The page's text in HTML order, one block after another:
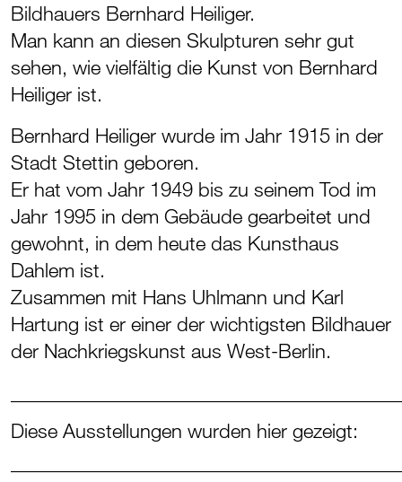
Bildhauers Bernhard Heiliger.
Man kann an diesen Skulpturen sehr gut
sehen, wie vielfältig die Kunst von Bernhard
Heiliger ist.
Bernhard Heiliger wurde im Jahr 1915 in der
Stadt Stettin geboren.
Er hat vom Jahr 1949 bis zu seinem Tod im
Jahr 1995 in dem Gebäude gearbeitet und
gewohnt, in dem heute das Kunsthaus
Dahlem ist.
Zusammen mit Hans Uhlmann und Karl
Hartung ist er einer der wichtigsten Bildhauer
der Nachkriegskunst aus West-Berlin.
Diese Ausstellungen wurden hier gezeigt: